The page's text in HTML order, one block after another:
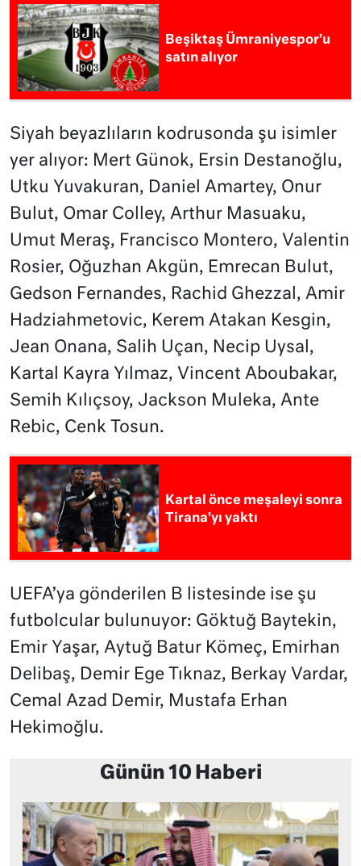
Beşiktaş Ümraniyespor’u
satın alıyor
Siyah beyazlıların kodrusonda şu isimler
yer alıyor: Mert Günok, Ersin Destanoğlu,
Utku Yuvakuran, Daniel Amartey, Onur
Bulut, Omar Colley, Arthur Masuaku,
Umut Meraş, Francisco Montero, Valentin
Rosier, Oğuzhan Akgün, Emrecan Bulut,
Gedson Fernandes, Rachid Ghezzal, Amir
Hadziahmetovic, Kerem Atakan Kesgin,
Jean Onana, Salih Uçan, Necip Uysal,
Kartal Kayra Yılmaz, Vincent Aboubakar,
Semih Kılıçsoy, Jackson Muleka, Ante
Rebic, Cenk Tosun.
Kartal önce meşaleyi sonra
Tirana’yı yaktı
UEFA’ya gönderilen B listesinde ise şu
futbolcular bulunuyor: Göktuğ Baytekin,
Emir Yaşar, Aytuğ Batur Kömeç, Emirhan
Delibaş, Demir Ege Tıknaz, Berkay Vardar,
Cemal Azad Demir, Mustafa Erhan
Hekimoğlu.
Günün 10 Haberi